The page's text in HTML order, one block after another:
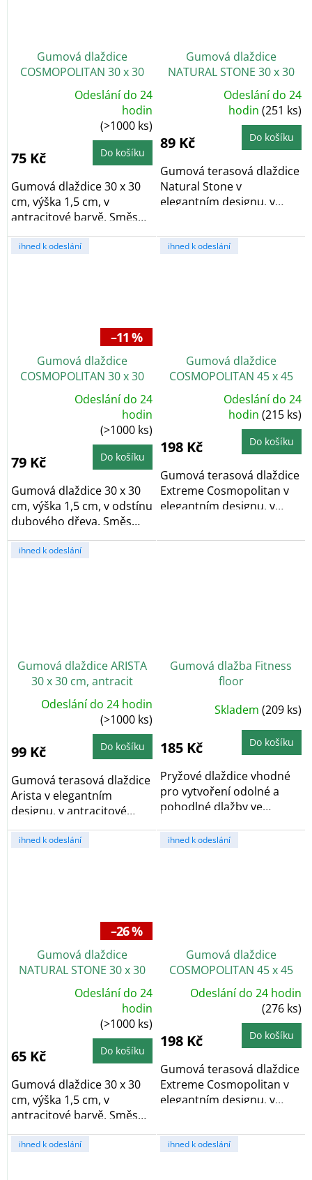
Gumová dlaždice
COSMOPOLITAN 30 x 30
cm, antracit
z
5
hvězdiček.
Odeslání do 24
hodin
(>1000 ks)
75 Kč Do košíku
Gumová dlaždice 30 x 30
cm, výška 1,5 cm, v
antracitové barvě. Směs
gumové pryže a...
Gumová dlaždice
NATURAL STONE 30 x 30
cm, šedá
5,0
z
5
Odeslání do 24
hodin(251 ks)
89 Kč Do košíku
Gumová terasová dlaždice
Natural Stone v
elegantním designu, v
ihned k odeslání
–11 %
Gumová dlaždice
COSMOPOLITAN 30 x 30
cm, hnědá dub
z
5
hvězdiček.
Odeslání do 24
hodin
(>1000 ks)
79 Kč Do košíku
Gumová dlaždice 30 x 30
cm, výška 1,5 cm, v odstínu
dubového dřeva. Směs
gumové pryže a...
ihned k odeslání
Gumová dlaždice
COSMOPOLITAN 45 x 45
cm, hnědá, zesílená 2,5 cm
5,0
z
5
Odeslání do 24
hodin(215 ks)
198 Kč Do košíku
Gumová terasová dlaždice
Extreme Cosmopolitan v
elegantním designu, v
ihned k odeslání
Gumová dlaždice ARISTA
30 x 30 cm, antracit
Odeslání do 24 hodin
(>1000 ks)
99 Kč Do košíku
Gumová terasová dlaždice
Arista v elegantním
designu, v antracitové
barvě. Vyrobeno z...
Gumová dlažba Fitness
floor
Skladem (209 ks)
185 Kč Do košíku
Pryžové dlaždice vhodné
pro vytvoření odolné a
pohodlné dlažby ve
ihned k odeslání
–26 %
Gumová dlaždice
NATURAL STONE 30 x 30
cm, antracit
z
5
hvězdiček.
Odeslání do 24
hodin
(>1000 ks)
65 Kč Do košíku
Gumová dlaždice 30 x 30
cm, výška 1,5 cm, v
antracitové barvě. Směs
gumové pryže a...
ihned k odeslání
Gumová dlaždice
COSMOPOLITAN 45 x 45
cm, antracit, zesílená 2,5
cm
Odeslání do 24 hodin
(276 ks)
198 Kč Do košíku
Gumová terasová dlaždice
Extreme Cosmopolitan v
elegantním designu, v
ihned k odeslání ihned k odeslání